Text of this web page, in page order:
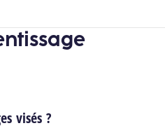
visés ?